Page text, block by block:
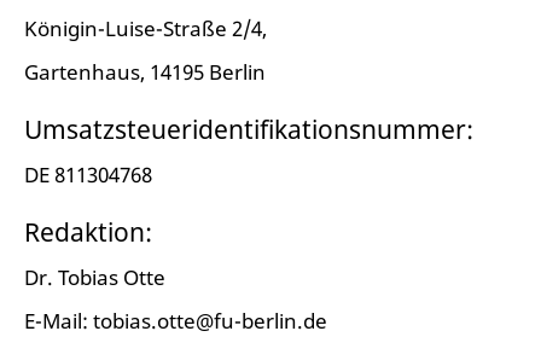
Königin-Luise-Straße 2/4,
Gartenhaus, 14195 Berlin
Umsatzsteueridentifikationsnummer:
DE 811304768
Redaktion:
Dr. Tobias Otte
E-Mail: tobias.otte@fu-berlin.de